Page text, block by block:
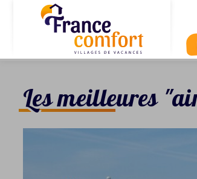
Les meilleures